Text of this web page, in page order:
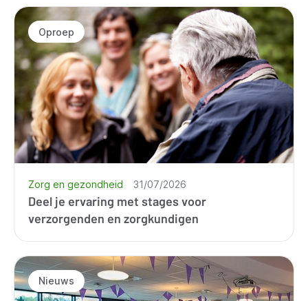
Resultaten
Deel je ervaring met stages voor
verzorgenden en zorgkundigen
Oproep
Zorg en gezondheid 31/07/2026
Nieuws